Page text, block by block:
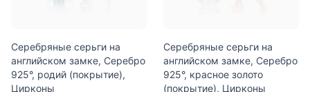
Серебряные серьги на
английском замке, Серебро
925°, родий (покрытие),
Цирконы
Серебряные серьги на
английском замке, Серебро
925°, красное золото
(покрытие), Цирконы